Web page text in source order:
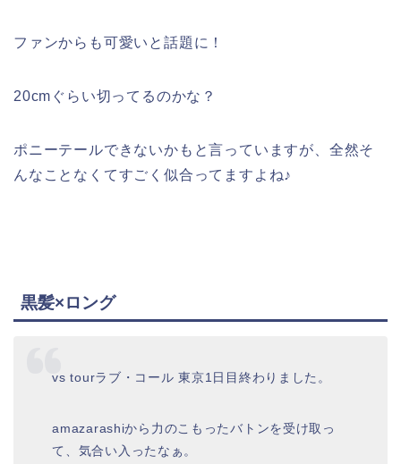
ファンからも可愛いと話題に！
20cmぐらい切ってるのかな？
ポニーテールできないかもと言っていますが、全然そ
んなことなくてすごく似合ってますよね♪
黒髪×ロング
vs tourラブ・コール 東京1日目終わりました。
amazarashiから力のこもったバトンを受け取っ
て、気合い入ったなぁ。